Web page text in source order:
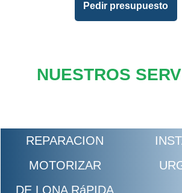
Pedir presupuesto
NUESTROS
REPARACION
MOTORIZAR
DE LONA RáPIDA